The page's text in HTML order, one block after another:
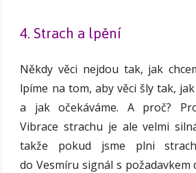
4. Strach a lpění
Někdy věci nejdou tak, jak
lpíme na tom, aby věci šly tak,
a jak očekáváme. A proč?
Vibrace strachu je ale velmi
takže pokud jsme plni
do Vesmíru signál s požadavkem